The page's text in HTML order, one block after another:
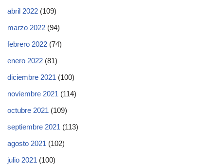
abril 2022 (109)
marzo 2022 (94)
febrero 2022 (74)
enero 2022 (81)
diciembre 2021 (100)
noviembre 2021 (114)
octubre 2021 (109)
septiembre 2021 (113)
agosto 2021 (102)
julio 2021 (100)